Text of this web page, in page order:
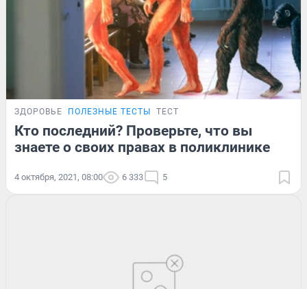
ЗДОРОВЬЕ ПОЛЕЗНЫЕ ТЕСТЫ ТЕСТ
Кто последний? Проверьте, что вы
знаете о своих правах в поликлинике
4 октября, 2021, 08:00 6 333 5